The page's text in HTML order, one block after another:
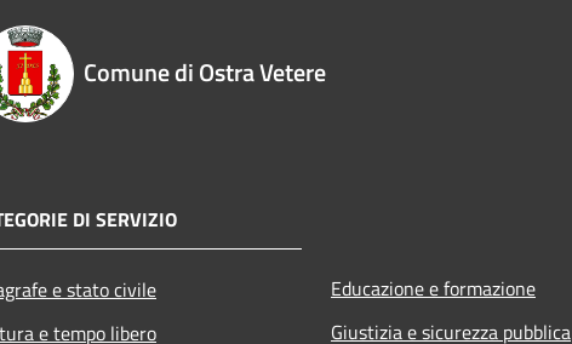
Comune di Ostra Vetere
DI SERVIZIO
e stato civile
e tempo libero
Educazione e formazione
Giustizia e sicurezza pubblica